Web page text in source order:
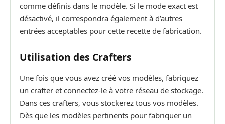
comme définis dans le modèle. Si le mode exact est
désactivé, il correspondra également à d’autres
entrées acceptables pour cette recette de fabrication.
Utilisation des Crafters
Une fois que vous avez créé vos modèles, fabriquez
un crafter et connectez-le à votre réseau de stockage.
Dans ces crafters, vous stockerez tous vos modèles.
Dès que les modèles pertinents pour fabriquer un